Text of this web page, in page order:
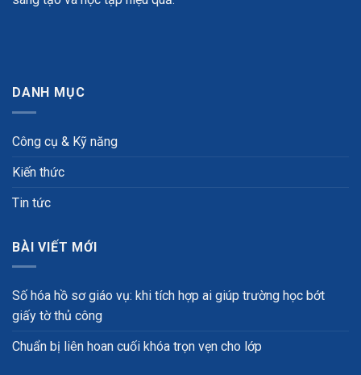
DANH MỤC
Công cụ & Kỹ năng
Kiến thức
Tin tức
BÀI VIẾT MỚI
Số hóa hồ sơ giáo vụ: khi tích hợp ai giúp trường học bớt
giấy tờ thủ công
Chuẩn bị liên hoan cuối khóa trọn vẹn cho lớp